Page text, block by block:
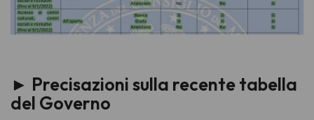
► Precisazioni sulla recente tabella
del Governo